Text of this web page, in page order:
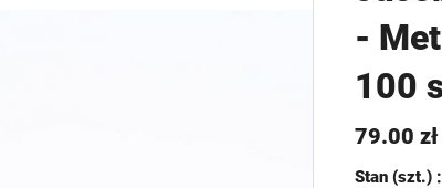
-
100
79.00 zł
Stan (szt.) :